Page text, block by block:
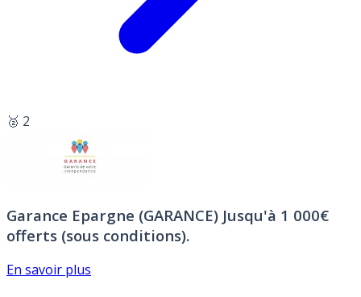
🥈 2
Garance Epargne (GARANCE) Jusqu'à 1 000€
offerts (sous conditions).
En savoir plus